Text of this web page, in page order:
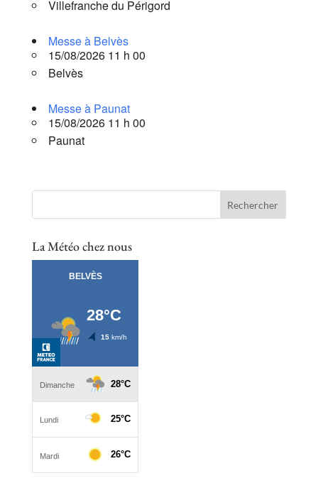
Villefranche du Périgord
Messe à Belvès
15/08/2026 11 h 00
Belvès
Messe à Paunat
15/08/2026 11 h 00
Paunat
La Météo chez nous